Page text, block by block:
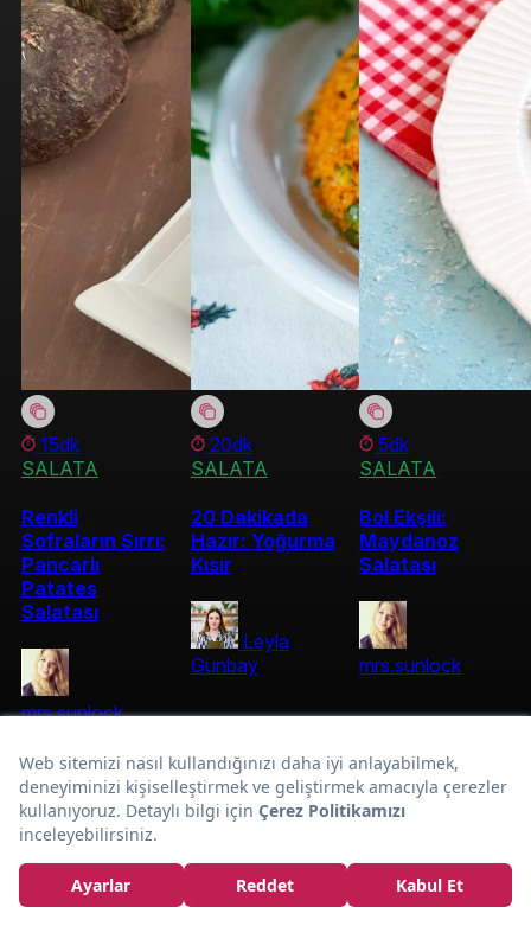
Avokadolu Patates
Salatası Tarifi
15dk
SALATA
Renkli
Sofraların Sırrı:
Pancarlı
Patates
Salatası
mrs.sunlock
20dk
SALATA
20 Dakikada
Hazır: Yoğurma
Kısır
Leyla
Günbay
5dk
SALATA
Bol Ekşili:
Maydanoz
Salatası
mrs.sunlock